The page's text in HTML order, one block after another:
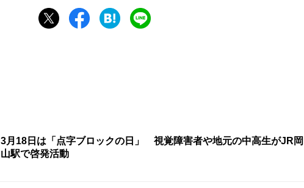
3月18日は「点字ブロックの日」 視覚障害者や地元の中高生がJR岡
山駅で啓発活動